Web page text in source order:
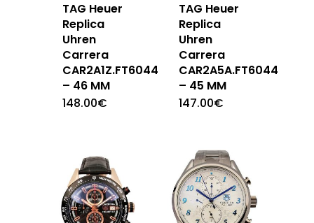
TAG Heuer
Replica
Uhren
Carrera
CAR2A1Z.FT6044
– 46 MM
148.00€
TAG Heuer
Replica
Uhren
Carrera
CAR2A5A.FT6044
– 45 MM
147.00€